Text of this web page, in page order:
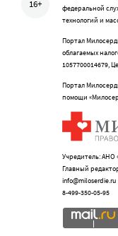
16+
федеральной
технологий и
Портал
облагаемых
1057700014679,
Портал
помощи
Учредитель: АНО
Главный
info@miloserdie.ru
8-499-350-05-95